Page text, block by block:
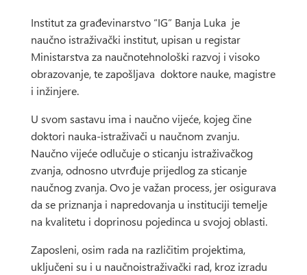
Institut za građevinarstvo “IG” Banja Luka je
naučno istraživački institut, upisan u registar
Ministarstva za naučnotehnološki razvoj i visoko
obrazovanje, te zapošljava doktore nauke, magistre
i inžinjere.
U svom sastavu ima i naučno vijeće, kojeg čine
doktori nauka-istraživači u naučnom zvanju.
Naučno vijeće odlučuje o sticanju istraživačkog
zvanja, odnosno utvrđuje prijedlog za sticanje
naučnog zvanja. Ovo je važan process, jer osigurava
da se priznanja i napredovanja u instituciji temelje
na kvalitetu i doprinosu pojedinca u svojoj oblasti.
Zaposleni, osim rada na različitim projektima,
uključeni su i u naučnoistraživački rad, kroz izradu